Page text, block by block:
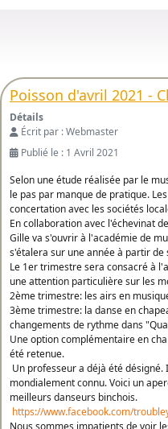
Poisson d'avril 2021 -
Détails
Écrit par :Webmaster
Publié le : 1 Avril 2021
Selon une étude réalisée par le
le pas par manque de pratique.
concertation avec les sociétés
En collaboration avec l'échevinat
Gille va s'ouvrir à l'académie de
s'étalera sur une année à partir de
Le 1er trimestre sera consacré à
une attention particulière sur les
2ème trimestre: les airs en
3ème trimestre: la danse en
changements de rythme dans
Une option complémentaire en
été retenue.
Un professeur a déjà été désigné.
mondialement connu. Voici un
meilleurs danseurs binchois.
https://www.facebook.com/